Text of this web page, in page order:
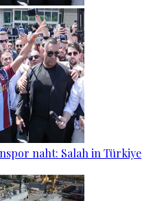
naht: Salah in Türkiye